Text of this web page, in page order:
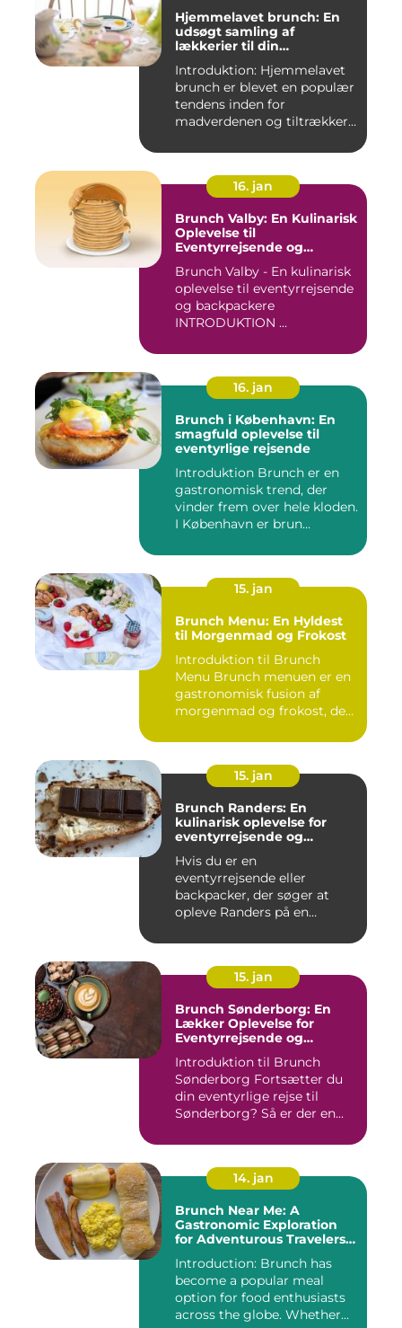
Hjemmelavet brunch: En
udsøgt samling af
lækkerier til din
Introduktion: Hjemmelavet
brunch er blevet en populær
tendens inden for
madverdenen og tiltrækker
16. jan
Brunch Valby: En Kulinarisk
Oplevelse til
Eventyrrejsende og
Brunch Valby - En kulinarisk
oplevelse til eventyrrejsende
og backpackere
INTRODUKTION ...
16. jan
Brunch i København: En
smagfuld oplevelse til
eventyrlige rejsende
Introduktion Brunch er en
gastronomisk trend, der
vinder frem over hele kloden.
I København er brun...
15. jan
Brunch Menu: En Hyldest
til Morgenmad og Frokost
Introduktion til Brunch
Menu Brunch menuen er en
gastronomisk fusion af
morgenmad og frokost, der
15. jan
Brunch Randers: En
kulinarisk oplevelse for
eventyrrejsende og
Hvis du er en
eventyrrejsende eller
backpacker, der søger at
opleve Randers på en
15. jan
Brunch Sønderborg: En
Lækker Oplevelse for
Eventyrrejsende og
Introduktion til Brunch
Sønderborg Fortsætter du
din eventyrlige rejse til
Sønderborg? Så er der en...
14. jan
Brunch Near Me: A
Gastronomic Exploration
for Adventurous Travelers
Introduction: Brunch has
become a popular meal
option for food enthusiasts
across the globe. Whether...